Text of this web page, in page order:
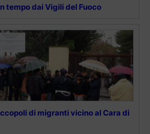
tempo dai Vigili del Fuoco
di migranti vicino al Cara di